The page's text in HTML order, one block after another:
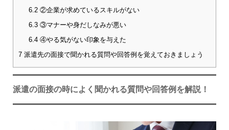
6.2②企業が求めているスキルがない
6.3③マナーや身だしなみが悪い
6.4④やる気がない印象を与えた
7派遣先の面接で聞かれる質問や回答例を覚えておきましょう
派遣の面接の時によく聞かれる質問や回答例を解説！